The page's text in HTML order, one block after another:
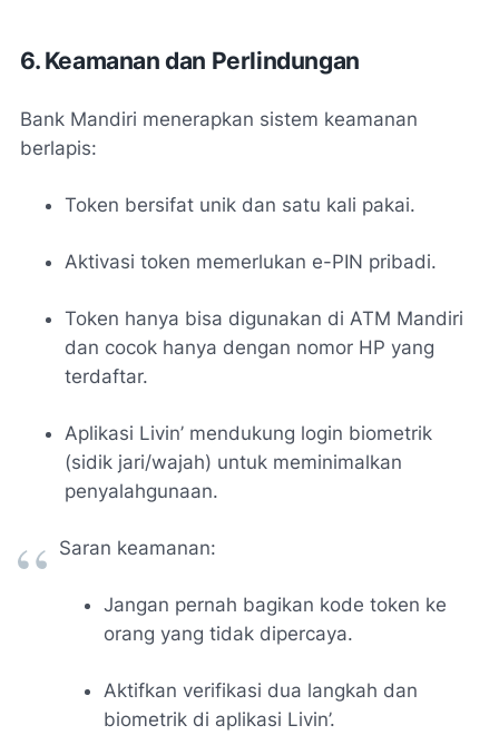
6. Keamanan dan Perlindungan
Bank Mandiri menerapkan sistem keamanan
berlapis:
Token bersifat unik dan satu kali pakai.
Aktivasi token memerlukan e-PIN pribadi.
Token hanya bisa digunakan di ATM Mandiri
dan cocok hanya dengan nomor HP yang
terdaftar.
Aplikasi Livin’ mendukung login biometrik
(sidik jari/wajah) untuk meminimalkan
penyalahgunaan.
Saran keamanan:
Jangan pernah bagikan kode token ke
orang yang tidak dipercaya.
Aktifkan verifikasi dua langkah dan
biometrik di aplikasi Livin’.